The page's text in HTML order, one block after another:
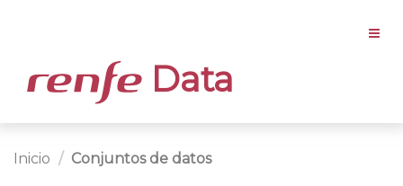
Data
Inicio Conjuntos de datos